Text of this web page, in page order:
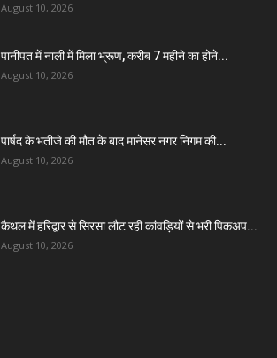
August 10, 2026
पानीपत में नाली में मिला भ्रूण, करीब 7 महीने का होने...
August 10, 2026
पार्षद के भतीजे की मौत के बाद मानेसर नगर निगम की...
August 10, 2026
कैथल में हरिद्वार से सिरसा लौट रही कांवड़ियों से भरी पिकअप...
August 10, 2026